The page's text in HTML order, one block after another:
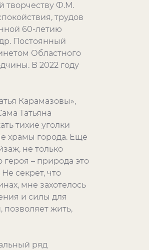
творчеству Ф.М.
трудов
60-летию
Постоянный
Областного
В 2022 году
Карамазовы»,
Татьяна
тихие уголки
храмы города. Еще
не только
героя – природа это
секрет, что
мне захотелось
и силы для
позволяет жить,
ряд